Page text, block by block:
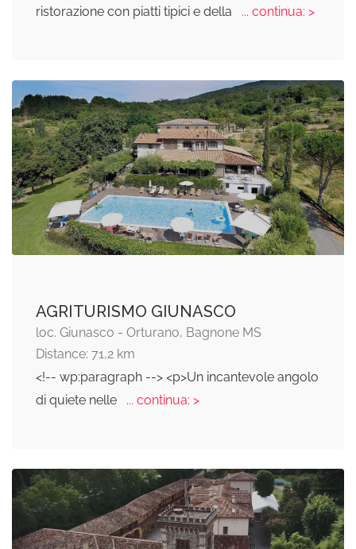
ristorazione con piatti tipici e della
... continua: >
AGRITURISMO GIUNASCO
loc. Giunasco - Orturano, Bagnone MS
Distance: 71,2 km
<!-- wp:paragraph --> <p>Un incantevole angolo
di quiete nelle
... continua: >